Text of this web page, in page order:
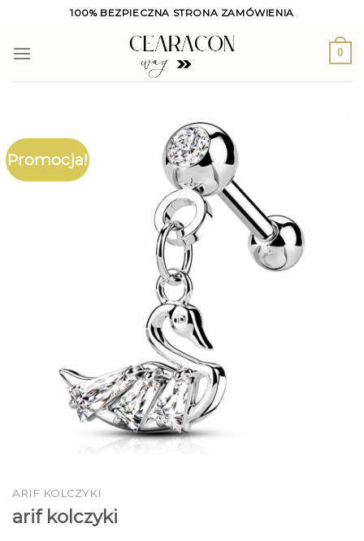
content
100% BEZPIECZNA STRONA ZAMÓWIENIA
0
Promocja!
ARIF KOLCZYKI
arif kolczyki